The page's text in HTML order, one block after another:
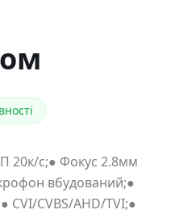
20к/с;● Фокус 2.8мм
вбудований;●
CVI/CVBS/AHD/TVI;●